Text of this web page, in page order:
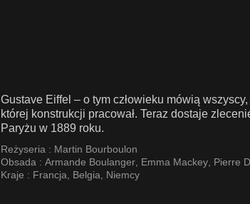
Gustave Eiffel – o tym człowieku mówią
której konstrukcji pracował. Teraz dostaje
Paryżu w 1889 roku.
Reżyseria : Martin Bourboulon
Obsada : Armande Boulanger Emma Mackey Pierre
Kraje : Francja Belgia Niemcy